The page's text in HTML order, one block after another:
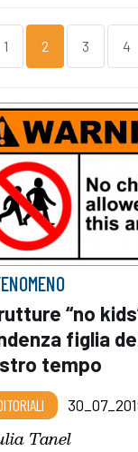
1 2 3 4
“no
figlia
tempo
Tanel